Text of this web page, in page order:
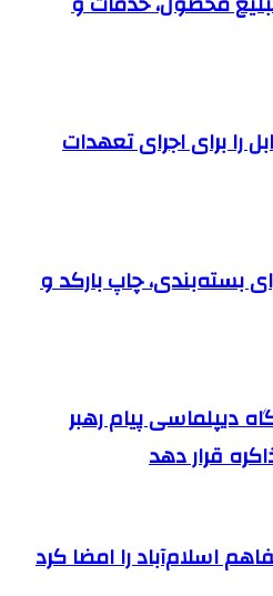
را برای اجرای تعهدات
بسته‌بندی، چاپ بارکد و
دیپلماسی پیام رهبر
قرار دهد
اسلام‌آباد را امضا کرد